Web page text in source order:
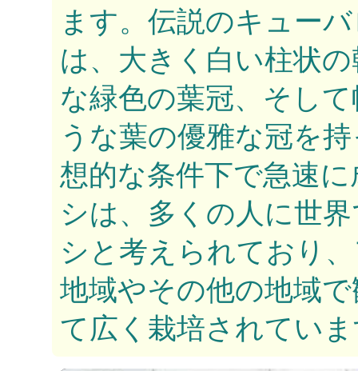
ます。伝説のキュー
は、大きく白い柱状
な緑色の葉冠、そし
うな葉の優雅な冠を
想的な条件下で急速
シは、多くの人に世
シと考えられており
地域やその他の地域
て広く栽培されてい